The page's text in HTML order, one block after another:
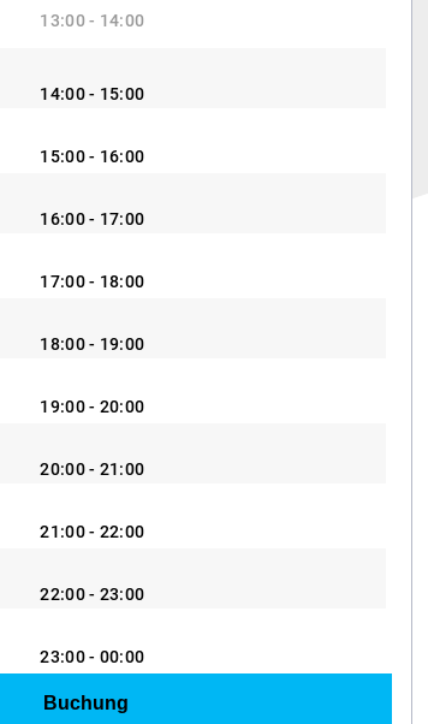
13:00 - 14:00
14:00 - 15:00
15:00 - 16:00
16:00 - 17:00
17:00 - 18:00
18:00 - 19:00
19:00 - 20:00
20:00 - 21:00
21:00 - 22:00
22:00 - 23:00
23:00 - 00:00